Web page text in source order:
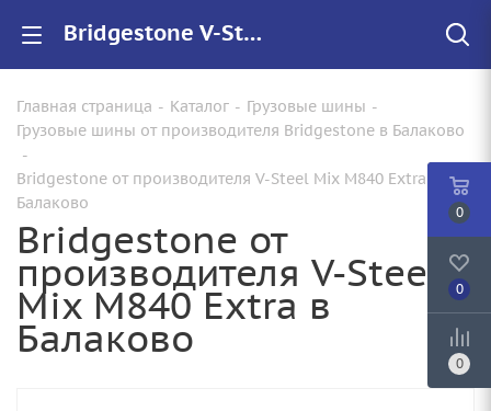
Bridgestone V-Steel Mix M840 Extra купить в Балаково, цены на резину V-Steel Mix M840 Extra для грузовиков
Главная страница - Каталог - Грузовые шины -
Грузовые шины от производителя Bridgestone в Балаково
-
Bridgestone от производителя V-Steel Mix M840 Extra в
Балаково
Bridgestone от
производителя V-Steel
Mix M840 Extra в
Балаково
0
0
0